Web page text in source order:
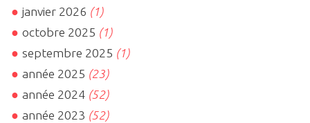
janvier 2026 (1)
octobre 2025 (1)
septembre 2025 (1)
année 2025 (23)
année 2024 (52)
année 2023 (52)